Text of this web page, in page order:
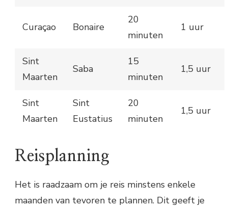
Curaçao Bonaire
20
minuten
1 uur
Sint
Maarten
Saba
15
minuten
1,5 uur
Sint
Maarten
Sint
Eustatius
20
minuten
1,5 uur
Reisplanning
Het is raadzaam om je reis minstens enkele
maanden van tevoren te plannen. Dit geeft je